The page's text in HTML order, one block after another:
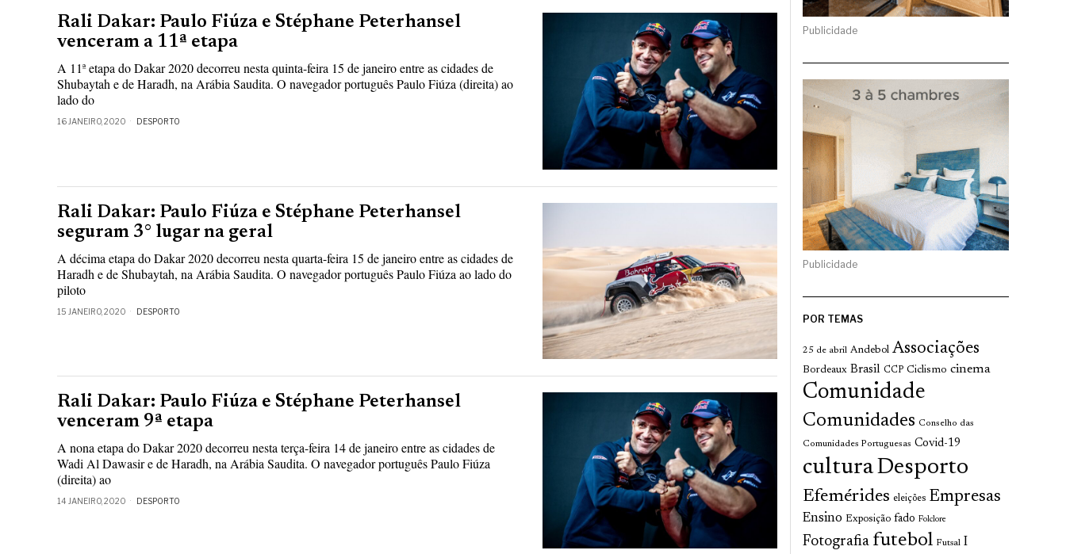
Rali Dakar: Paulo Fiúza e Stéphane Peterhansel
venceram a 11ª etapa
A 11ª etapa do Dakar 2020 decorreu nesta quinta-feira 15 de janeiro entre as cidades de
Shubaytah e de Haradh, na Arábia Saudita. O navegador português Paulo Fiúza (direita) ao
lado do
16 JANEIRO, 2020 DESPORTO
Rali Dakar: Paulo Fiúza e Stéphane Peterhansel
seguram 3° lugar na geral
A décima etapa do Dakar 2020 decorreu nesta quarta-feira 15 de janeiro entre as cidades de
Haradh e de Shubaytah, na Arábia Saudita. O navegador português Paulo Fiúza ao lado do
piloto
15 JANEIRO, 2020 DESPORTO
Rali Dakar: Paulo Fiúza e Stéphane Peterhansel
venceram 9ª etapa
A nona etapa do Dakar 2020 decorreu nesta terça-feira 14 de janeiro entre as cidades de
Wadi Al Dawasir e de Haradh, na Arábia Saudita. O navegador português Paulo Fiúza
(direita) ao
14 JANEIRO, 2020 DESPORTO
Publicidade
Publicidade
POR TEMAS
25 de abril Andebol Associações
Bordeaux Brasil CCP Ciclismo cinema
Comunidade
Comunidades Conselho das
Comunidades Portuguesas Covid-19
culturaDesporto
Efemérides eleições Empresas
Ensino Exposição fado Folclore
Fotografia futebol Futsal I